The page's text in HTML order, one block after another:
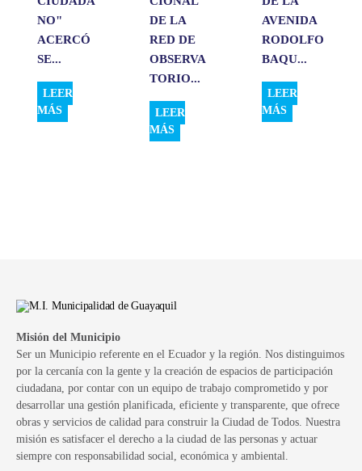
NO"
ACERCÓ
SE...
LEER
MÁS
DE LA
RED DE
OBSERVA
TORIO...
LEER
MÁS
AVENIDA
RODOLFO
BAQU...
LEER
MÁS
Misión del Municipio
Ser un Municipio referente en el Ecuador y la región. Nos distinguimos
por la cercanía con la gente y la creación de espacios de participación
ciudadana, por contar con un equipo de trabajo comprometido y por
desarrollar una gestión planificada, eficiente y transparente, que ofrece
obras y servicios de calidad para construir la Ciudad de Todos. Nuestra
misión es satisfacer el derecho a la ciudad de las personas y actuar
siempre con responsabilidad social, económica y ambiental.